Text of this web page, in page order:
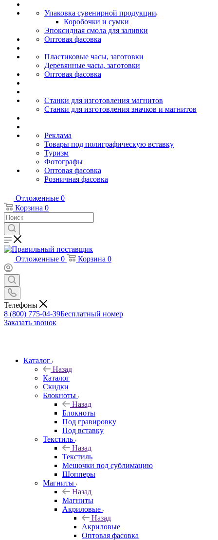
Упаковка сувенирной продукции
Коробочки и сумки
Эпоксидная смола для заливки
Оптовая фасовка
Пластиковые часы, заготовки
Деревянные часы, заготовки
Оптовая фасовка
Станки для изготовления магнитов
Станки для изготовления значков и магнитов
Реклама
Товары под полиграфическую вставку
Туризм
Фотографы
Оптовая фасовка
Розничная фасовка
Отложенные 0
Корзина 0
Отложенные 0 Корзина 0
Телефоны
8 (800) 775-04-39Бесплатный номер
Заказать звонок
Каталог
Назад
Каталог
Скидки
Блокноты
Назад
Блокноты
Под гравировку
Под вставку
Текстиль
Назад
Текстиль
Мешочки под сублимацию
Шопперы
Магниты
Назад
Магниты
Акриловые
Назад
Акриловые
Оптовая фасовка